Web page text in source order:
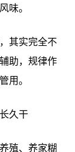
味。
其实完全不
助，规律作
用。
久干
殖、养家糊